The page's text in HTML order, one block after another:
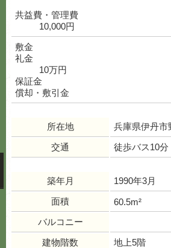
共益費・管理費
10,000円
敷金
礼金
10万円
保証金
償却・敷引金
所在地
兵庫県伊丹
交通
徒歩バス10分
築年月 1990年3月
面積
60.5m²
バルコニー
建物階数
地上5階